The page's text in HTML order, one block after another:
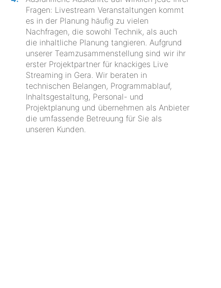
Fragen: Livestream Veranstaltungen kommt
es in der Planung häufig zu vielen
Nachfragen, die sowohl Technik, als auch
die inhaltliche Planung tangieren. Aufgrund
unserer Teamzusammenstellung sind wir ihr
erster Projektpartner für knackiges Live
Streaming in Gera. Wir beraten in
technischen Belangen, Programmablauf,
Inhaltsgestaltung, Personal- und
Projektplanung und übernehmen als Anbieter
die umfassende Betreuung für Sie als
unseren Kunden.